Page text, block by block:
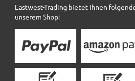
Eastwest-Trading bietet Ihnen
unserem Shop: